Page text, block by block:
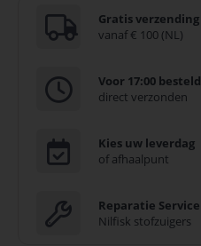
Gratis verzending
vanaf € 100 (NL)
Voor 17:00 besteld
direct verzonden
Kies uw leverdag
of afhaalpunt
Reparatie Service
Nilfisk stofzuigers